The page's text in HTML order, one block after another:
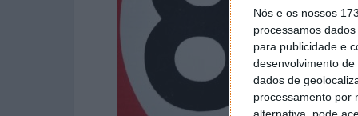
Nós e os nossos
processamos
para publicidade e
desenvolvimento de
dados de
processamento por